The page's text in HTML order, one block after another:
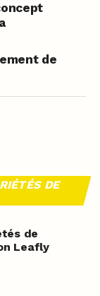
de
DE
de
Leafly